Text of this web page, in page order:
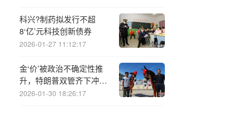
科兴?制药拟发行不超
8‘亿’元科技创新债券
2026-01-27 11:12:17
金‘价’被政治不确定性推
升，特朗普双管齐下冲击
美联储独立性
2026-01-30 18:26:17